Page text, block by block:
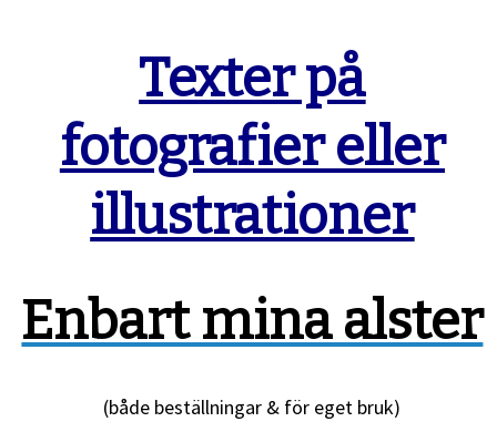
Texter på
fotografier eller
illustrationer
Enbart mina alster
(både beställningar & för eget bruk)